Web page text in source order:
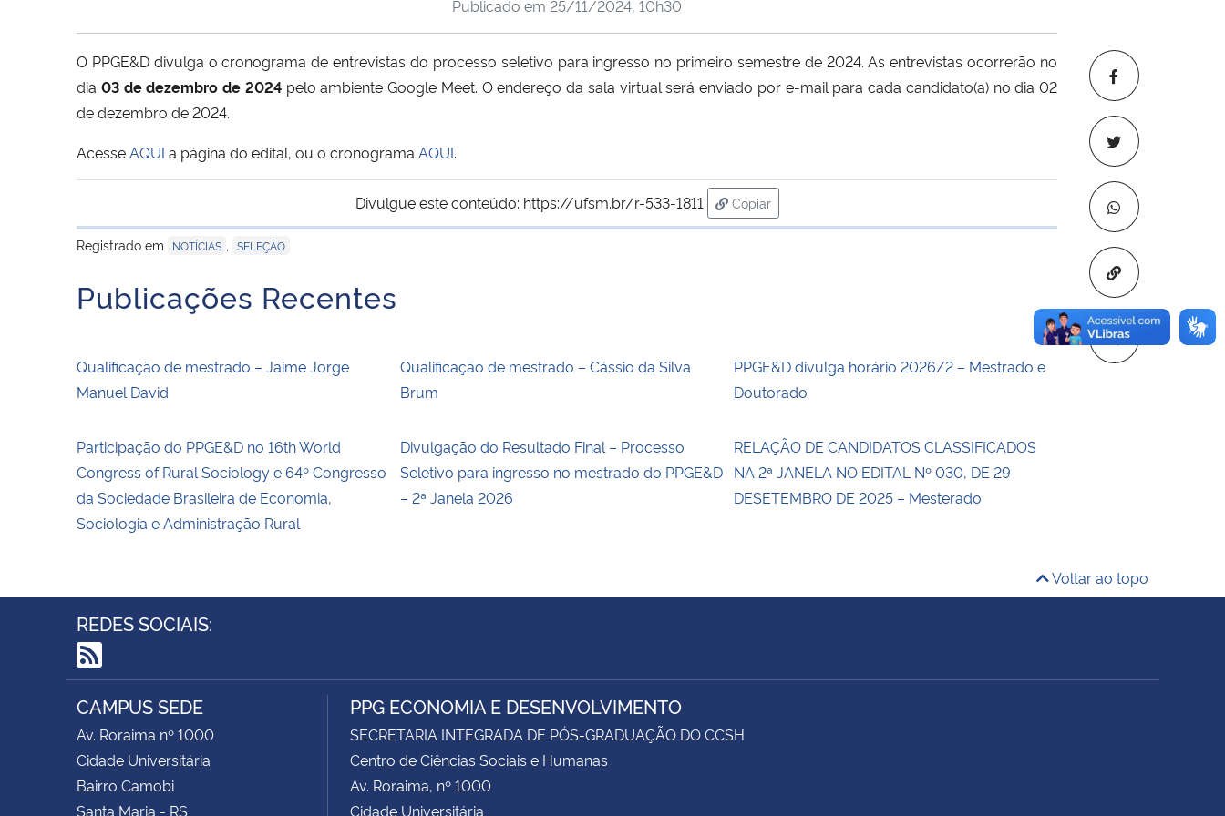
Copiar para
Publicado em 25/11/2024, 10h30
O PPGE&D divulga o cronograma de entrevistas do processo seletivo para ingresso no primeiro semestre de 2024. As entrevistas ocorrerão no
dia 03 de dezembro de 2024pelo ambiente Google Meet. O endereço da sala virtual será enviado por e-mail para cada candidato(a) no dia 02
de dezembro de 2024.
AcesseAQUI a página do edital, ou o cronograma AQUI.
Divulgue este conteúdo: https://ufsm.br/r-533-1811
Copiar
para área de transferência
Registrado em
NOTÍCIAS SELEÇÃO
Publicações Recentes
Qualificação de mestrado – Jaime Jorge
Manuel David
Qualificação de mestrado – Cássio da Silva
Brum
PPGE&D divulga horário 2026/2 – Mestrado e
Doutorado
Participação do PPGE&D no 16th World
Congress of Rural Sociology e 64º Congresso
da Sociedade Brasileira de Economia,
Sociologia e Administração Rural
Divulgação do Resultado Final – Processo
Seletivo para ingresso no mestrado do PPGE&D
– 2ª Janela 2026
RELAÇÃO DE CANDIDATOS CLASSIFICADOS
NA 2ª JANELA NO EDITAL Nº 030, DE 29
DESETEMBRO DE 2025 – Mesterado
Voltar ao topo
REDES SOCIAIS:
RSS
CAMPUS SEDE
Av. Roraima nº 1000
Cidade Universitária
Bairro Camobi
Santa Maria - RS
PPG ECONOMIA E DESENVOLVIMENTO
SECRETARIA INTEGRADA DE PÓS-GRADUAÇÃO DO CCSH
Centro de Ciências Sociais e Humanas
Av. Roraima, nº 1000
Cidade Universitária